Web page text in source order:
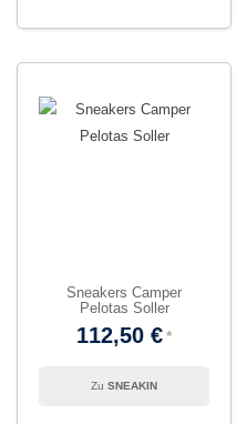
Sneakers Camper
Pelotas Soller
112,50 €
SNEAKIN